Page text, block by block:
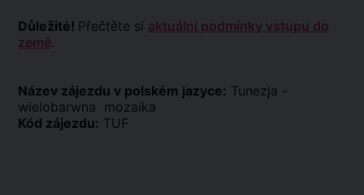
Důležité! Přečtěte si aktuální podmínky vstupu do
země.
Název zájezdu v polském jazyce: Tunezja -
wielobarwna mozaika
Kód zájezdu: TUF